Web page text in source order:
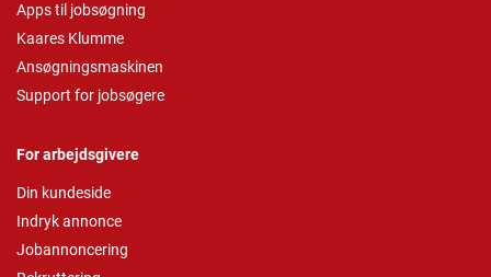
Apps til jobsøgning
Kaares Klumme
Ansøgningsmaskinen
Support for jobsøgere
For arbejdsgivere
Din kundeside
Indryk annonce
Jobannoncering